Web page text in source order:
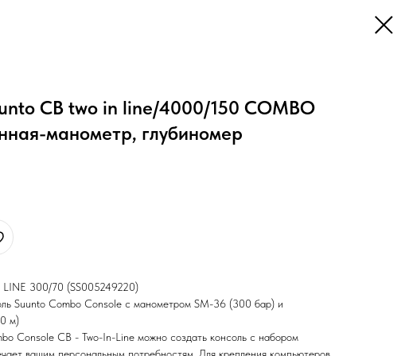
CB two in line/4000/150 COMBO
манометр, глубиномер
300/70 (SS005249220)
Suunto Combo Console с манометром SM-36 (300 бар) и
м)
Console CB - Two-In-Line можно создать консоль с набором